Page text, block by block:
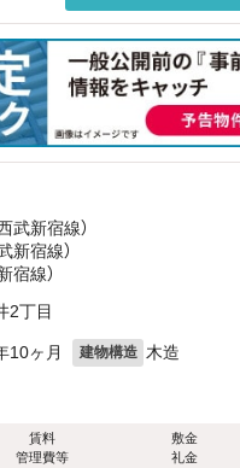
武新宿線）
新宿線）
宿線）
2丁目
10ヶ月 建物構造 木造
賃料
管理費等
敷金
礼金